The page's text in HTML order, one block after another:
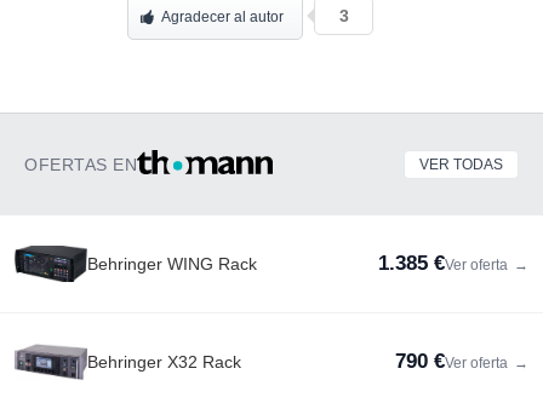
Agradecer al autor 3
OFERTAS EN VER TODAS
Behringer WING Rack 1.385 €Ver oferta →
Behringer X32 Rack 790 €Ver oferta →